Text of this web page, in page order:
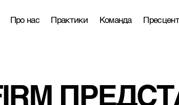
Про нас Практики Команда